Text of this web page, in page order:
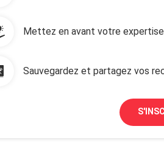
Mettez en avant votre
Sauvegardez et partagez vos